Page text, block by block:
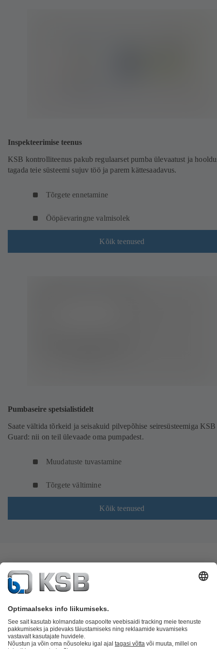
Inspekteerimise teenus
KSB kontrolliteenus pakub regulaarset pumba ülevaatust ja
tagada teie süsteemi sujuv töö ja parem kättesaadavus.
Tõrgete ennetamine
Ööpäevaringne valmisolek
Kõik teenused
Pumbaseire spetsialistidelt
Saate vältida tõrkeid ja seisakuid pilvepõhise seiresüsteemiga KSB
Guard: nii on teil ülevaade oma pumpadest.
Muudatuste tuvastamine
Tõrgete vältimine
Kõik teenused